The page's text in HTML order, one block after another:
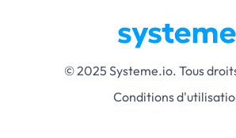
© 2025 Systeme.io. Tous
Conditions